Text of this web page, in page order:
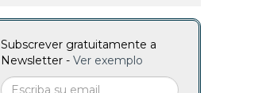
Subscrever gratuitamente a
Newsletter - Ver exemplo